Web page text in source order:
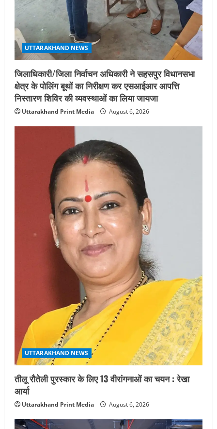
UTTARAKHAND NEWS
जिलाधिकारी/जिला निर्वाचन अधिकारी ने सहसपुर विधानसभा
क्षेत्र के पोलिंग बूथों का निरीक्षण कर एसआईआर आपत्ति
निस्तारण शिविर की व्यवस्थाओं का लिया जायजा
Uttarakhand Print Media August 6, 2026
UTTARAKHAND NEWS
तीलू रौतेली पुरस्कार के लिए 13 वीरांगनाओं का चयन : रेखा
आर्या
Uttarakhand Print Media August 6, 2026